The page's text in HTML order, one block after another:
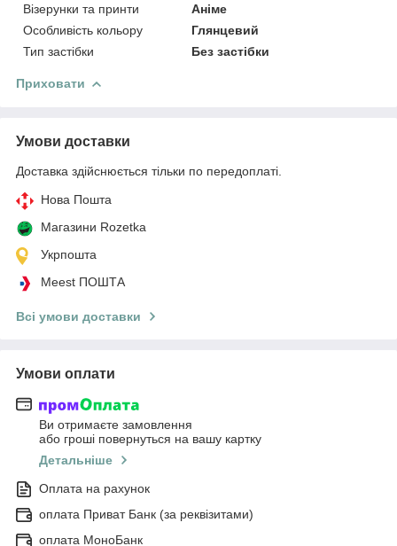
Візерунки та принти
Аніме
Особливість кольору
Глянцевий
Тип застібки
Без застібки
Приховати
Умови доставки
Доставка здійснюється тільки по передоплаті.
Нова Пошта
Магазини Rozetka
Укрпошта
Meest ПОШТА
Всі умови доставки
Умови оплати
Ви отримаєте замовлення
або гроші повернуться на вашу картку
Детальніше
Оплата на рахунок
оплата Приват Банк (за реквізитами)
оплата МоноБанк